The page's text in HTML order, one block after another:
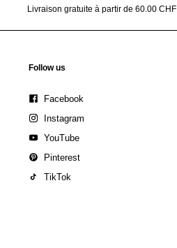
Livraison gratuite à partir de 60.00 CHF
Follow us
Facebook
Instagram
YouTube
Pinterest
TikTok